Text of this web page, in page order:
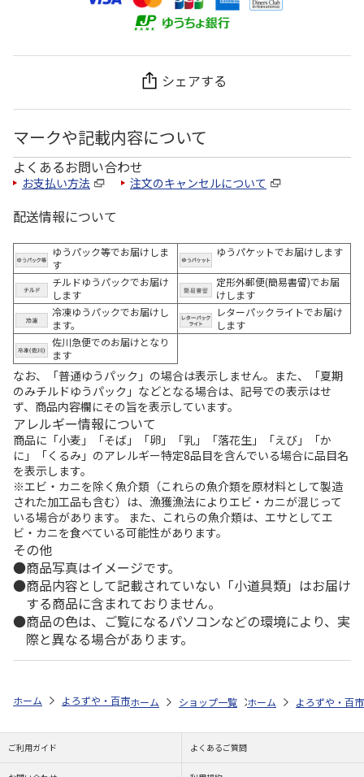
シェアする
マークや記載内容について
よくあるお問い合わせ
お支払い方法 注文のキャンセルについて
配送情報について
ゆうパック等でお届けしま
す
ゆうパケットでお届けします
チルドゆうパックでお届け
します
定形外郵便(簡易書留)でお届
けします
冷凍ゆうパックでお届けし
ます。
レターパックライトでお届け
します
佐川急便でのお届けとなり
ます
なお、「普通ゆうパック」の場合は表示しません。また、「夏期
のみチルドゆうパック」などとなる場合は、記号での表示はせ
ず、商品内容欄にその旨を表示しています。
アレルギー情報について
商品に「小麦」「そば」「卵」「乳」「落花生」「えび」「か
に」「くるみ」のアレルギー特定8品目を含んでいる場合に品目名
を表示します。
※エビ・カニを除く魚介類（これらの魚介類を原材料として製造
された加工品も含む）は、漁獲漁法によりエビ・カニが混じって
いる場合があります。 また、これらの魚介類は、エサとしてエ
ビ・カニを食べている可能性があります。
その他
商品写真はイメージです。
商品内容として記載されていない「小道具類」はお届け
する商品に含まれておりません。
商品の色は、ご覧になるパソコンなどの環境により、実
際と異なる場合があります。
ホーム よろずや・百市 寝具 マットレス ＺＥＲＯ ＳＴＹＬＥ
ホーム ショップ一覧 よろずや・百市 Ｚ
ホーム よろずや・百市
ご利用ガイド よくあるご質問